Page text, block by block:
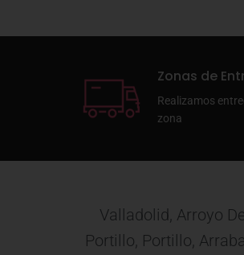
Zonas de
Realizamos
zona
Valladolid, Arroyo
Portillo, Portillo,